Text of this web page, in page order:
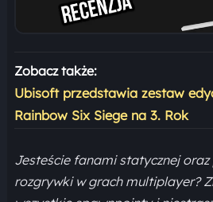
Zobacz także:
Ubisoft przedstawia zestaw
Rainbow Six Siege na 3. Rok
Jesteście fanami statycznej
rozgrywki w grach multiplayer?